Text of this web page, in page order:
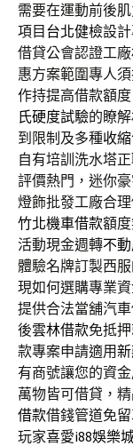
需要在運動前後
項目 台北健檢設
借貸公會認證工廠
惠方案範圍專人
作持提高借款額
氏硬度試驗的瞭
到限制及多種收
自有培訓洗水塔
評價熱門，迷你
燈飾批發工廠合
竹北機車借款額
活動現金週轉不
體驗名牌訂製西
現如何選購專業
提供合法當舖汽
後雲林借款免抵
款專案申請適用
有商號讓您的資
萬物皆可借貸，
借款借錢管道免
玩家喜愛i88娛樂